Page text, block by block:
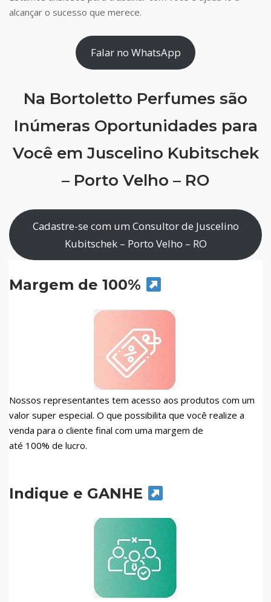
alcançar o sucesso que merece.
Falar no WhatsApp
Na Bortoletto Perfumes são
Inúmeras Oportunidades para
Você em Juscelino Kubitschek
– Porto Velho – RO
Cadastre-se com um Consultor de Juscelino
Kubitschek – Porto Velho – RO
Margem de 100%
Nossos representantes tem acesso aos produtos com um
valor super especial. O que possibilita que você realize a
venda para o cliente final com uma margem de
até 100% de lucro.
Indique e GANHE